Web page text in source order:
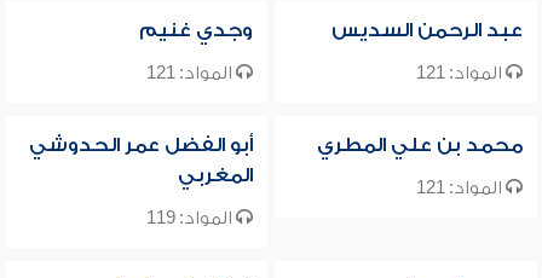
عبد الرحمن السديس
المواد: 121
وجدي غنيم
المواد: 121
محمد بن علي المطري
المواد: 121
أبو الفضل عمر الحدوشي
المغربي
المواد: 119